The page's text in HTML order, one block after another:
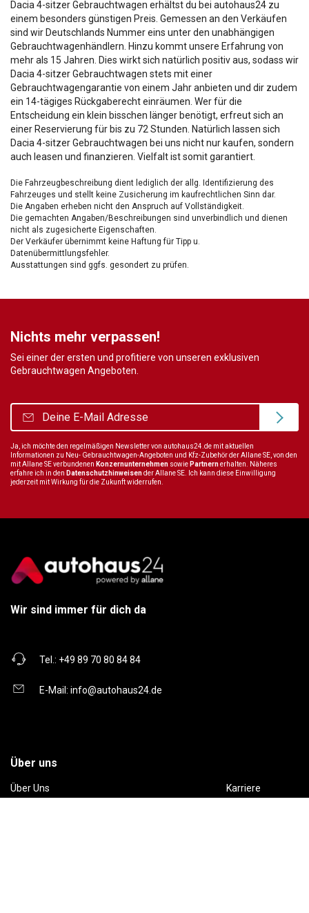
Dacia 4-sitzer Gebrauchtwagen erhältst du bei autohaus24 zu
einem besonders günstigen Preis. Gemessen an den Verkäufen
sind wir Deutschlands Nummer eins unter den unabhängigen
Gebrauchtwagenhändlern. Hinzu kommt unsere Erfahrung von
mehr als 15 Jahren. Dies wirkt sich natürlich positiv aus, sodass wir
Dacia 4-sitzer Gebrauchtwagen stets mit einer
Gebrauchtwagengarantie von einem Jahr anbieten und dir zudem
ein 14-tägiges Rückgaberecht einräumen. Wer für die
Entscheidung ein klein bisschen länger benötigt, erfreut sich an
einer Reservierung für bis zu 72 Stunden. Natürlich lassen sich
Dacia 4-sitzer Gebrauchtwagen bei uns nicht nur kaufen, sondern
auch leasen und finanzieren. Vielfalt ist somit garantiert.
Die Fahrzeugbeschreibung dient lediglich der allg. Identifizierung des
Fahrzeuges und stellt keine Zusicherung im kaufrechtlichen Sinn dar.
Die Angaben erheben nicht den Anspruch auf Vollständigkeit.
Die gemachten Angaben/Beschreibungen sind unverbindlich und dienen
nicht als zugesicherte Eigenschaften.
Der Verkäufer übernimmt keine Haftung für Tipp u.
Datenübermittlungsfehler.
Ausstattungen sind ggfs. gesondert zu prüfen.
Nichts mehr verpassen!
Sei einer der ersten und profitiere von unseren exklusiven
Gebrauchtwagen Angeboten.
Ja, ich möchte den regelmäßigen Newsletter von autohaus24.de mit aktuellen
Informationen zu Neu- Gebrauchtwagen-Angeboten und Kfz-Zubehör der Allane SE, von den
mit Allane SE verbundenen Konzernunternehmen sowie Partnernerhalten. Näheres
erfahre ich in den Datenschutzhinweisender Allane SE. Ich kann diese Einwilligung
jederzeit mit Wirkung für die Zukunft widerrufen.
Wir sind immer für dich da
Tel.: +49 89 70 80 84 84
E-Mail: info@autohaus24.de
Über uns
Über Uns Karriere